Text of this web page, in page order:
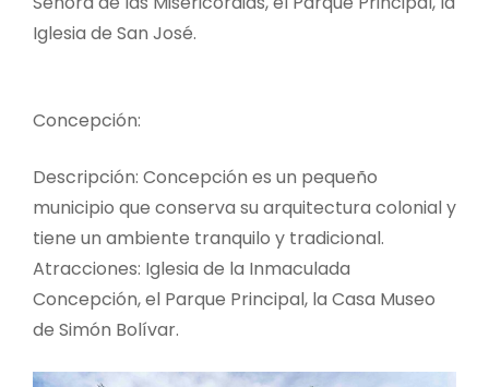
Iglesia de San José.
Concepción:
Descripción: Concepción es un pequeño
municipio que conserva su arquitectura colonial y
tiene un ambiente tranquilo y tradicional.
Atracciones: Iglesia de la Inmaculada
Concepción, el Parque Principal, la Casa Museo
de Simón Bolívar.